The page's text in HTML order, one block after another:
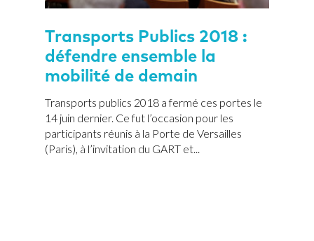
Transports Publics 2018 :
défendre ensemble la
mobilité de demain
Transports publics 2018 a fermé ces portes le
14 juin dernier. Ce fut l’occasion pour les
participants réunis à la Porte de Versailles
(Paris), à l’invitation du GART et...